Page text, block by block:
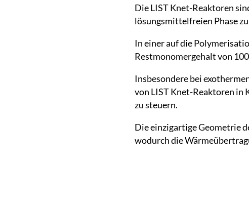
Die LIST Knet-Reaktoren
lösungsmittelfreien Phase
In einer auf die
Restmonomergehalt von
Insbesondere bei
von LIST Knet-Reaktoren
zu steuern.
Die einzigartige Geometrie
wodurch die